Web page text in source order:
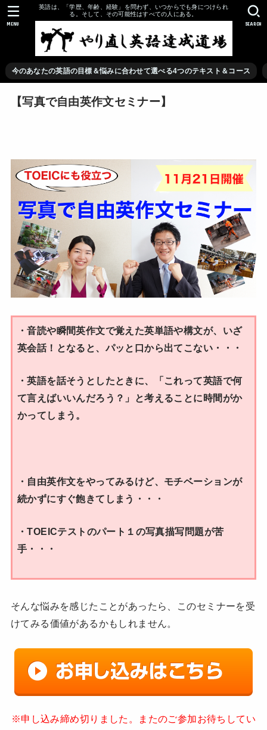
英語は、「学歴、年齢、経験」を問わず、いつからでも身につけられ
る。そして、その可能性はすべての人にある。
今のあなたの英語の目標＆悩みに合わせて選べる4つのテキスト＆コース
SEARCH
MENU
【写真で自由英作文セミナー】
・音読や瞬間英作文で覚えた英単語や構文が、いざ
英会話！となると、パッと口から出てこない・・・
・英語を話そうとしたときに、「これって英語で何
て言えばいいんだろう？」と考えることに時間がか
かってしまう。
・自由英作文をやってみるけど、モチベーションが
続かずにすぐ飽きてしまう・・・
・TOEICテストのパート１の写真描写問題が苦
手・・・
そんな悩みを感じたことがあったら、このセミナーを受
けてみる価値があるかもしれません。
※申し込み締め切りました。またのご参加お待ちしてい